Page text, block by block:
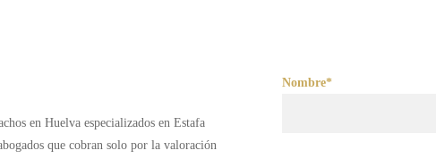
en Huelva especializados en Estafa
que cobran solo por la valoración
Nombre*